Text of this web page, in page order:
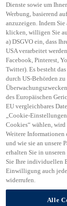
Dienste sowie um
Werbung, basierend
anzuzeigen. Indem
klicken, willigen Sie
a) DSGVO ein, dass
USA verarbeitet
Facebook, Pinterest,
Twitter). Es besteht
durch US-Behörden
des Europäischen
EU vergleichbares
„Cookie-
Cookies“ wählen,
Weitere Informationen
und wie sie an unsere
erhalten Sie in unseren
Sie Ihre individuellen
Einwilligung auch
widerrufen.
Alle